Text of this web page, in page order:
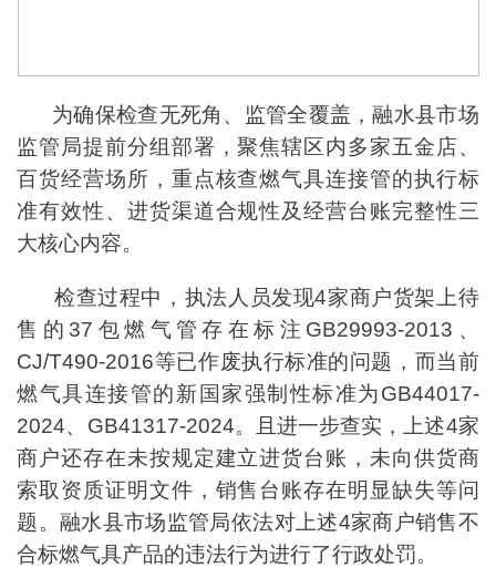
为确保检查无死角、监管全覆盖，融水县市场
监管局提前分组部署，聚焦辖区内多家五金店、
百货经营场所，重点核查燃气具连接管的执行标
准有效性、进货渠道合规性及经营台账完整性三
大核心内容。
检查过程中，执法人员发现4家商户货架上待
售的37包燃气管存在标注GB29993-2013、
CJ/T490-2016等已作废执行标准的问题，而当前
燃气具连接管的新国家强制性标准为GB44017-
2024、GB41317-2024。且进一步查实，上述4家
商户还存在未按规定建立进货台账，未向供货商
索取资质证明文件，销售台账存在明显缺失等问
题。融水县市场监管局依法对上述4家商户销售不
合标燃气具产品的违法行为进行了行政处罚。